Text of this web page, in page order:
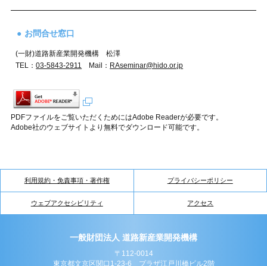
お問合せ窓口
(一財)道路新産業開発機構 松澤
TEL：03-5843-2911 Mail： RAseminar@hido.or.jp
PDFファイルをご覧いただくためにはAdobe Readerが必要です。
Adobe社のウェブサイトより無料でダウンロード可能です。
利用規約・免責事項・著作権 プライバシーポリシー
ウェブアクセシビリティ アクセス
一般財団法人 道路新産業開発機構
〒112-0014
東京都文京区関口1-23-6 プラザ江戸川橋ビル2階